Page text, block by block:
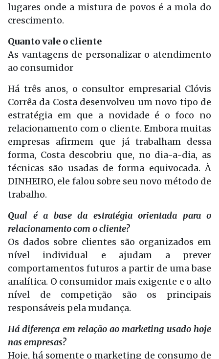
lugares onde a mistura de povos é a mola do
crescimento.
Quanto vale o cliente
As vantagens de personalizar o atendimento
ao consumidor
Há três anos, o consultor empresarial Clóvis
Corrêa da Costa desenvolveu um novo tipo de
estratégia em que a novidade é o foco no
relacionamento com o cliente. Embora muitas
empresas afirmem que já trabalham dessa
forma, Costa descobriu que, no dia-a-dia, as
técnicas são usadas de forma equivocada. À
DINHEIRO, ele falou sobre seu novo método de
trabalho.
Qual é a base da estratégia orientada para o
relacionamento com o cliente?
Os dados sobre clientes são organizados em
nível individual e ajudam a prever
comportamentos futuros a partir de uma base
analítica. O consumidor mais exigente e o alto
nível de competição são os principais
responsáveis pela mudança.
Há diferença em relação ao marketing usado hoje
nas empresas?
Hoje, há somente o marketing de consumo de